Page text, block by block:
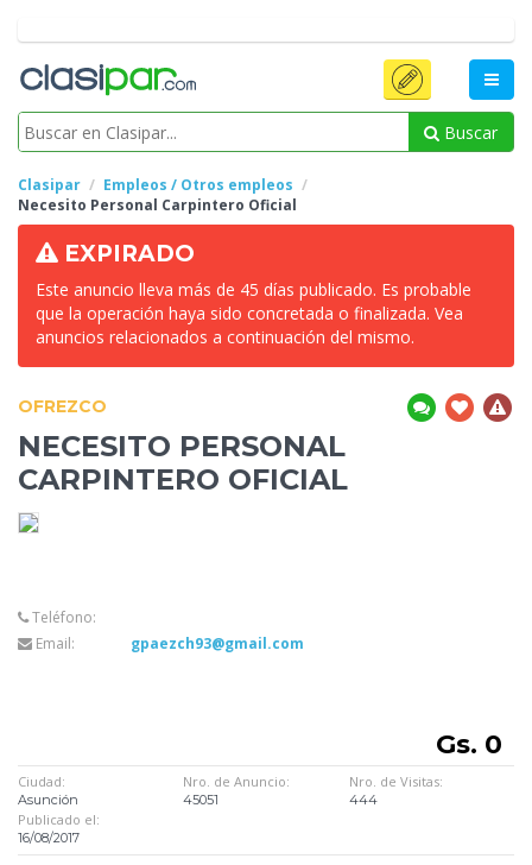
Buscar
Clasipar
Empleos / Otros empleos
Necesito Personal Carpintero Oficial
EXPIRADO
Este anuncio lleva más de 45 días publicado. Es probable
que la operación haya sido concretada o finalizada. Vea
anuncios relacionados a continuación del mismo.
OFREZCO
NECESITO PERSONAL
CARPINTERO OFICIAL
Teléfono:
Email:
gpaezch93@gmail.com
Gs. 0
Ciudad:
Asunción
Nro. de Anuncio:
45051
Nro. de Visitas:
444
Publicado el:
16/08/2017